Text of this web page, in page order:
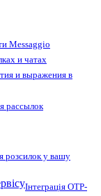
Messaggio
и чатах
и выражения в
рассылок
розсилок у вашу
Інтеграція OTP-